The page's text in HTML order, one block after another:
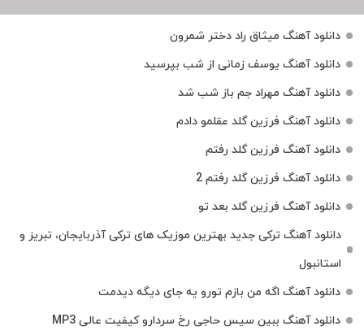
دانلود آهنگ میثاق راد دختر شمرون
دانلود آهنگ یوسف زمانی از شب بپرسید
دانلود آهنگ مهراد جم باز شب شد
دانلود آهنگ فرزین گلد عقلمو دادم
دانلود آهنگ فرزین گلد رفتم
دانلود آهنگ فرزین گلد رفتم 2
دانلود آهنگ فرزین گلد بعد تو
دانلود آهنگ ترکی جدید بهترین موزیک‌ های ترکی آذربایجان، تبریز و
استانبول
دانلود آهنگ اگه من بازم تورو یه جای دیگه دیدمت
دانلود آهنگ ببین سیس حاجی رخ سردارو کیفیت عالی MP3